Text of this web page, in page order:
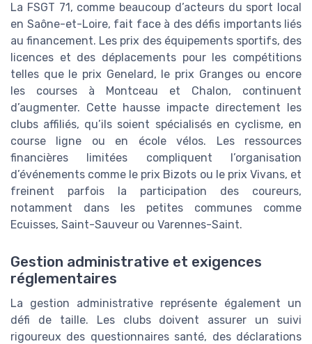
La FSGT 71, comme beaucoup d’acteurs du sport local
en Saône-et-Loire, fait face à des défis importants liés
au financement. Les prix des équipements sportifs, des
licences et des déplacements pour les compétitions
telles que le prix Genelard, le prix Granges ou encore
les courses à Montceau et Chalon, continuent
d’augmenter. Cette hausse impacte directement les
clubs affiliés, qu’ils soient spécialisés en cyclisme, en
course ligne ou en école vélos. Les ressources
financières limitées compliquent l’organisation
d’événements comme le prix Bizots ou le prix Vivans, et
freinent parfois la participation des coureurs,
notamment dans les petites communes comme
Ecuisses, Saint-Sauveur ou Varennes-Saint.
Gestion administrative et exigences
réglementaires
La gestion administrative représente également un
défi de taille. Les clubs doivent assurer un suivi
rigoureux des questionnaires santé, des déclarations